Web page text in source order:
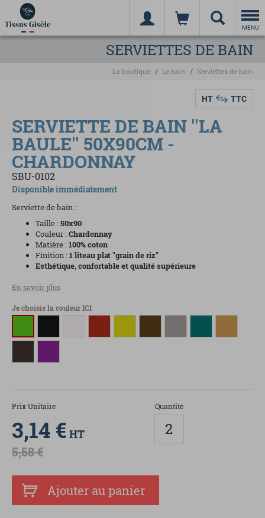
MENU
SERVIETTES DE BAIN
La boutique Le bain Serviettes de bain
HT TTC
SERVIETTE DE BAIN ''LA
BAULE'' 50X90CM -
CHARDONNAY
SBU-0102
Disponible immédiatement
Serviette de bain :
Taille :50x90
Couleur :Chardonnay
Matière :100% coton
Finition :1 liteau plat "grain de riz"
Esthétique, confortable et qualité supérieure
En savoir plus
Je choisis la couleur ICI
Prix Unitaire
3,14 € HT
5,58 €
Quantité
Ajouter au panier